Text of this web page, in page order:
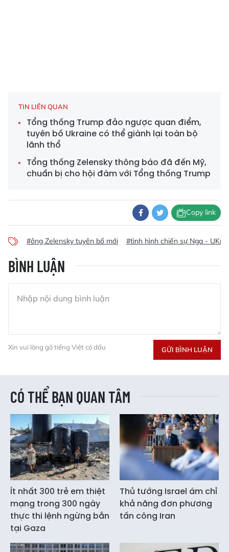
TIN LIÊN QUAN
Tổng thống Trump đảo ngược quan điểm,
tuyên bố Ukraine có thể giành lại toàn bộ
lãnh thổ
Tổng thống Zelensky thông báo đã đến Mỹ,
chuẩn bị cho hội đàm với Tổng thống Trump
Copy link
#ông Zelensky tuyên bố mới #tình hình chiến sự Nga -
BÌNH LUẬN
Xin vui lòng gõ tiếng Việt có dấu GỬI BÌNH LUẬN
CÓ THỂ BẠN QUAN TÂM
Ít nhất 300 trẻ em thiệt
mạng trong 300 ngày
thực thi lệnh ngừng bắn
tại Gaza
Thủ tướng Israel ám chỉ
khả năng đơn phương
tấn công Iran